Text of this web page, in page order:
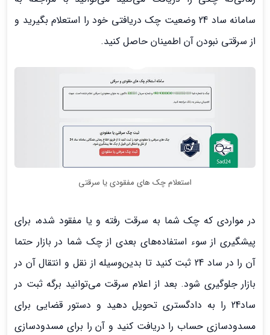
سامانه ساد 24 وضعیت چک دریافتی خود را استعلام بگیرید و
از سرقتی نبودن آن اطمینان حاصل کنید.
استعلام چک های مفقودی یا سرقتی
در مواردی که چک شما به سرقت رفته و یا مفقود شده، برای
پیشگیری از سوء استفاده­‌های بعدی از چک شما در بازار حتما
آن را در ساد 24 ثبت کنید تا بدین‌وسیله از نقل و انتقال آن در
بازار جلوگیری شود. بعد از اعلام سرقت می‌­توانید برگه ثبت در
ساد24 را به دادگستری تحویل دهید و دستور قضایی برای
مسدود­سازی حساب را دریافت کنید و آن را برای مسدودسازی